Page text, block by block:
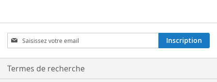
Inscription
à
notre
lettre
Inscription
Termes de recherche